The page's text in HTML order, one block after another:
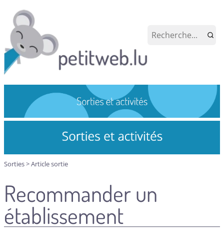
Sorties>Article sortie
Recommander un
établissement